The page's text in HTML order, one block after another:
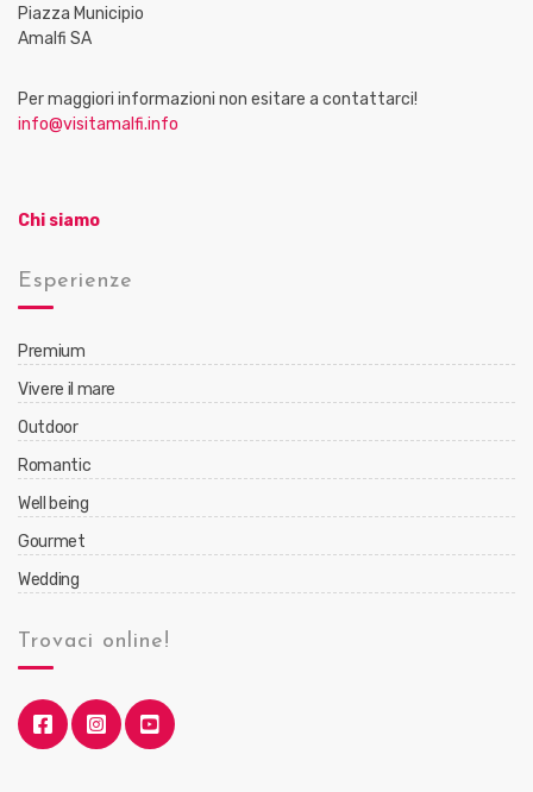
Piazza Municipio
Amalfi SA
Per maggiori informazioni non esitare a contattarci!
info@visitamalfi.info
Chi siamo
Esperienze
Premium
Vivere il mare
Outdoor
Romantic
Well being
Gourmet
Wedding
Trovaci online!